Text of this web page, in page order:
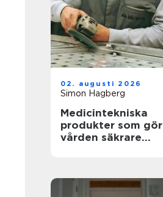
02. augusti 2026
Simon Hagberg
Medicintekniska
produkter som gör
vården säkrare